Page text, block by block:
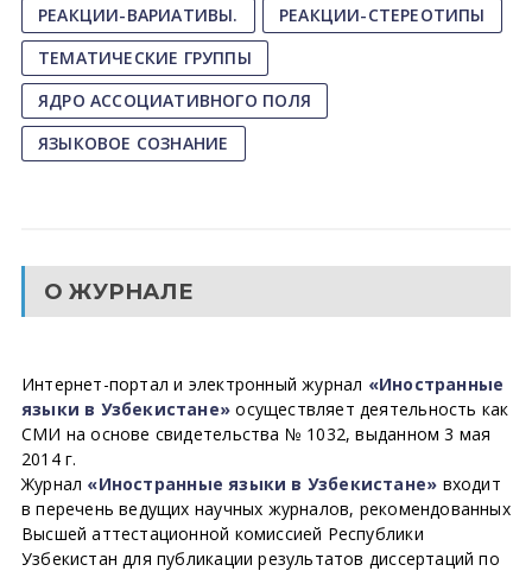
РЕАКЦИИ-ВАРИАТИВЫ.
РЕАКЦИИ-СТЕРЕОТИПЫ
ТЕМАТИЧЕСКИЕ ГРУППЫ
ЯДРО АССОЦИАТИВНОГО ПОЛЯ
ЯЗЫКОВОЕ СОЗНАНИЕ
О ЖУРНАЛЕ
Интернет-портал и электронный журнал «Иностранные
языки в Узбекистане» осуществляет деятельность как
СМИ на основе свидетельства № 1032, выданном 3 мая
2014 г.
Журнал «Иностранные языки в Узбекистане» входит
в перечень ведущих научных журналов, рекомендованных
Высшей аттестационной комиссией Республики
Узбекистан для публикации результатов диссертаций по